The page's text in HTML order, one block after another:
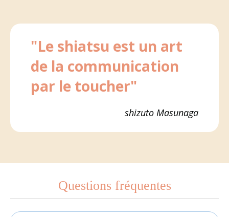
"Le shiatsu est un art
de la communication
par le toucher"
shizuto Masunaga
Questions fréquentes